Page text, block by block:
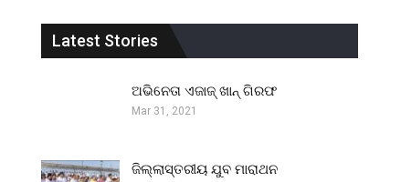
Latest Stories
ଅଭିନେତା ଏଜାଜ୍ ଖାନ୍ ଗିରଫ
Mar 31, 2021
ଜିଲ୍ଲାସ୍ତରୀୟ ଯୁବ ମାରାଥନ